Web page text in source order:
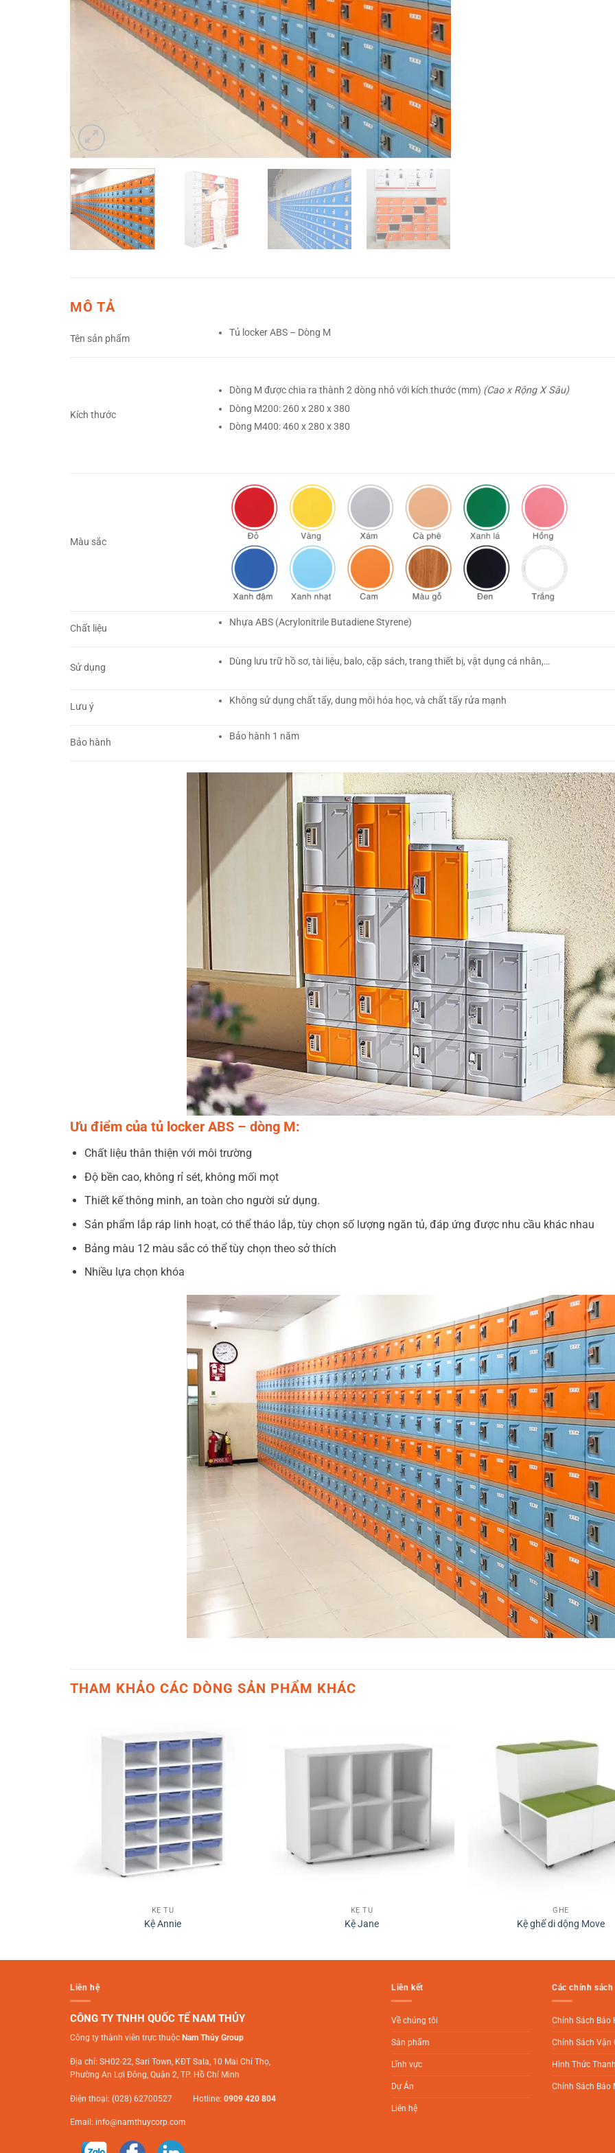
MÔ TẢ
Tên sản phẩm
Tủ locker ABS – Dòng M
Kích thước
Dòng M được chia ra thành 2 dòng nhỏ với kích thước (mm) (Cao x Rộng X Sâu)
Dòng M200: 260 x 280 x 380
Dòng M400: 460 x 280 x 380
Màu sắc
Chất liệu
Nhựa ABS (Acrylonitrile Butadiene Styrene)
Sử dụng
Dùng lưu trữ hồ sơ, tài liệu, balo, cặp sách, trang thiết bị, vật dụng cá nhân,…
Lưu ý
Không sử dụng chất tẩy, dung môi hóa học, và chất tẩy rửa mạnh
Bảo hành
Bảo hành 1 năm
Ưu điểm của tủ locker ABS – dòng M:
Chất liệu thân thiện với môi trường
Độ bền cao, không rỉ sét, không mối mọt
Thiết kế thông minh, an toàn cho người sử dụng.
Sản phẩm lắp ráp linh hoạt, có thể tháo lắp, tùy chọn số lượng ngăn tủ, đáp ứng được nhu cầu khác nhau
Bảng màu 12 màu sắc có thể tùy chọn theo sở thích
Nhiều lựa chọn khóa
THAM KHẢO CÁC DÒNG SẢN PHẨM KHÁC
KỆ TỦ
Kệ Annie
KỆ TỦ
Kệ Jane
GHẾ
Kệ ghế di dộng Move
Liên hệ
CÔNG TY TNHH QUỐC TẾ NAM THỦY
Công ty thành viên trực thuộc Nam Thủy Group
Địa chỉ: SH02-22, Sari Town, KĐT Sala, 10 Mai Chí Thọ,
Phường An Lợi Đông, Quận 2, TP. Hồ Chí Minh
Điện thoại: (028) 62700527 Hotline: 0909 420 804
Email: info@namthuycorp.com
Liên kết
Về chúng tôi
Sản phẩm
Lĩnh vực
Dự Án
Liên hệ
Các chính sách
Chính Sách Bảo
Chính Sách Vận
Hình Thức
Chính Sách Bảo